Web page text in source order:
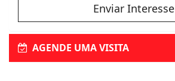
Enviar Interesse
AGENDE UMA VISITA